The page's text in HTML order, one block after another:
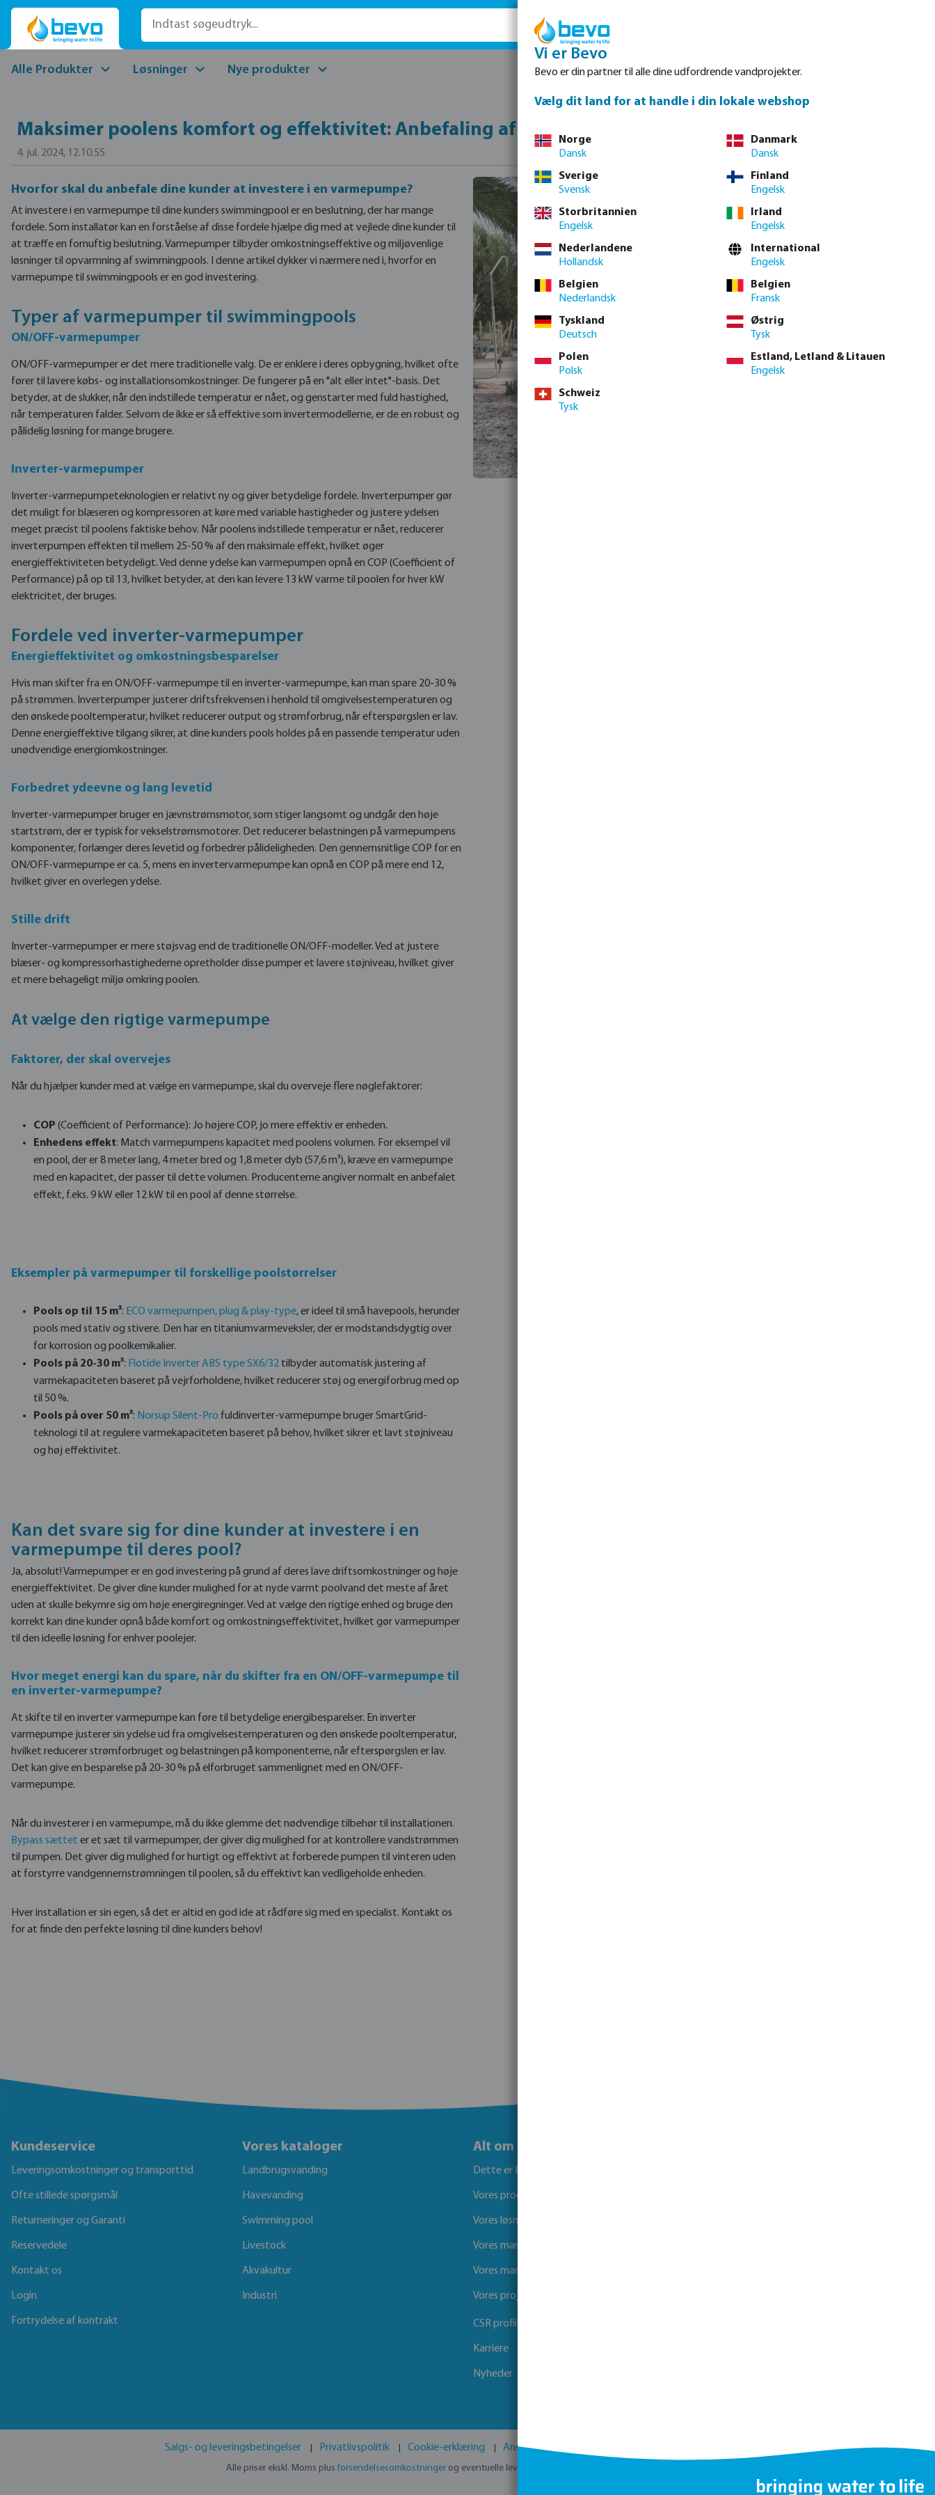
hovedindhold
Spring til søgning
Gå til hovednavigation
Alle Produkter Løsninger Nye produkter Reservedele Om Bevo Service
Maksimer poolens komfort og effektivitet: Anbefaling af varmepumper til dine kunder
4. jul. 2024, 12.10.55
Hvorfor skal du anbefale dine kunder at investere i en varmepumpe?
At investere i en varmepumpe til dine kunders swimmingpool er en beslutning, der har mange
fordele. Som installatør kan en forståelse af disse fordele hjælpe dig med at vejlede dine kunder til
at træffe en fornuftig beslutning. Varmepumper tilbyder omkostningseffektive og miljøvenlige
løsninger til opvarmning af swimmingpools. I denne artikel dykker vi nærmere ned i, hvorfor en
varmepumpe til swimmingpools er en god investering.
Typer af varmepumper til swimmingpools
ON/OFF-varmepumper
ON/OFF-varmepumper er det mere traditionelle valg. De er enklere i deres opbygning, hvilket ofte
fører til lavere købs- og installationsomkostninger. De fungerer på en "alt eller intet"-basis. Det
betyder, at de slukker, når den indstillede temperatur er nået, og genstarter med fuld hastighed,
når temperaturen falder. Selvom de ikke er så effektive som invertermodellerne, er de en robust og
pålidelig løsning for mange brugere.
Inverter-varmepumper
Inverter-varmepumpeteknologien er relativt ny og giver betydelige fordele. Inverterpumper gør
det muligt for blæseren og kompressoren at køre med variable hastigheder og justere ydelsen
meget præcist til poolens faktiske behov. Når poolens indstillede temperatur er nået, reducerer
inverterpumpen effekten til mellem 25-50 % af den maksimale effekt, hvilket øger
energieffektiviteten betydeligt. Ved denne ydelse kan varmepumpen opnå en COP (Coefficient of
Performance) på op til 13, hvilket betyder, at den kan levere 13 kW varme til poolen for hver kW
elektricitet, der bruges.
Fordele ved inverter-varmepumper
Energieffektivitet og omkostningsbesparelser
Hvis man skifter fra en ON/OFF-varmepumpe til en inverter-varmepumpe, kan man spare 20-30 %
på strømmen. Inverterpumper justerer driftsfrekvensen i henhold til omgivelsestemperaturen og
den ønskede pooltemperatur, hvilket reducerer output og strømforbrug, når efterspørgslen er lav.
Denne energieffektive tilgang sikrer, at dine kunders pools holdes på en passende temperatur uden
unødvendige energiomkostninger.
Forbedret ydeevne og lang levetid
Inverter-varmepumper bruger en jævnstrømsmotor, som stiger langsomt og undgår den høje
startstrøm, der er typisk for vekselstrømsmotorer. Det reducerer belastningen på varmepumpens
komponenter, forlænger deres levetid og forbedrer pålideligheden. Den gennemsnitlige COP for en
ON/OFF-varmepumpe er ca. 5, mens en invertervarmepumpe kan opnå en COP på mere end 12,
hvilket giver en overlegen ydelse.
Stille drift
Inverter-varmepumper er mere støjsvag end de traditionelle ON/OFF-modeller. Ved at justere
blæser- og kompressorhastighederne opretholder disse pumper et lavere støjniveau, hvilket giver
et mere behageligt miljø omkring poolen.
At vælge den rigtige varmepumpe
Faktorer, der skal overvejes
Når du hjælper kunder med at vælge en varmepumpe, skal du overveje flere nøglefaktorer:
COP (Coefficient of Performance): Jo højere COP, jo mere effektiv er enheden.
Enhedens effekt: Match varmepumpens kapacitet med poolens volumen. For eksempel vil
en pool, der er 8 meter lang, 4 meter bred og 1,8 meter dyb (57,6 m³), kræve en varmepumpe
med en kapacitet, der passer til dette volumen. Producenterne angiver normalt en anbefalet
effekt, f.eks. 9 kW eller 12 kW til en pool af denne størrelse.
Eksempler på varmepumper til forskellige poolstørrelser
Pools op til 15 m³: ECO varmepumpen, plug & play-type, er ideel til små havepools, herunder
pools med stativ og stivere. Den har en titaniumvarmeveksler, der er modstandsdygtig over
for korrosion og poolkemikalier.
Pools på 20-30 m³: Flotide Inverter ABS type SX6/32 tilbyder automatisk justering af
varmekapaciteten baseret på vejrforholdene, hvilket reducerer støj og energiforbrug med op
til 50 %.
Pools på over 50 m³: Norsup Silent-Pro fuldinverter-varmepumpe bruger SmartGrid-
teknologi til at regulere varmekapaciteten baseret på behov, hvilket sikrer et lavt støjniveau
og høj effektivitet.
Kan det svare sig for dine kunder at investere i en
varmepumpe til deres pool?
Ja, absolut! Varmepumper er en god investering på grund af deres lave driftsomkostninger og høje
energieffektivitet. De giver dine kunder mulighed for at nyde varmt poolvand det meste af året
uden at skulle bekymre sig om høje energiregninger. Ved at vælge den rigtige enhed og bruge den
korrekt kan dine kunder opnå både komfort og omkostningseffektivitet, hvilket gør varmepumper
til den ideelle løsning for enhver poolejer.
Hvor meget energi kan du spare, når du skifter fra en ON/OFF-varmepumpe til
en inverter-varmepumpe?
At skifte til en inverter varmepumpe kan føre til betydelige energibesparelser. En inverter
varmepumpe justerer sin ydelse ud fra omgivelsestemperaturen og den ønskede pooltemperatur,
hvilket reducerer strømforbruget og belastningen på komponenterne, når efterspørgslen er lav.
Det kan give en besparelse på 20-30 % på elforbruget sammenlignet med en ON/OFF-
varmepumpe.
Når du investerer i en varmepumpe, må du ikke glemme det nødvendige tilbehør til installationen.
Bypass sættet er et sæt til varmepumper, der giver dig mulighed for at kontrollere vandstrømmen
til pumpen. Det giver dig mulighed for hurtigt og effektivt at forberede pumpen til vinteren uden
at forstyrre vandgennemstrømningen til poolen, så du effektivt kan vedligeholde enheden.
Hver installation er sin egen, så det er altid en god ide at rådføre sig med en specialist. Kontakt os
for at finde den perfekte løsning til dine kunders behov!
Kundeservice
Leveringsomkostninger og transporttid
Ofte stillede spørgsmål
Returneringer og Garanti
Reservedele
Kontakt os
Login
Fortrydelse af kontrakt
Vores kataloger
Landbrugsvanding
Havevanding
Swimming pool
Livestock
Akvakultur
Industri
Alt om Bevo
Dette er Bevo
Vores produkter
Vores løsninger
Vores mærker
Vores markeder
Vores projekter
CSR profil
Karriere
Nyheder
Vi er Bevo
Bevo er din partner til alle dine udfordrende vandprojekter.
Vælg dit land for at handle i din lokale webshop
Norge
Dansk
Danmark
Dansk
Sverige
Svensk
Finland
Engelsk
Storbritannien
Engelsk
Irland
Engelsk
Nederlandene
Hollandsk
International
Engelsk
Belgien
Nederlandsk
Belgien
Fransk
Tyskland
Deutsch
Østrig
Tysk
Polen
Polsk
Estland, Letland & Litauen
Engelsk
Schweiz
Tysk
Salgs- og leveringsbetingelser Privatlivspolitik Cookie-erklæring Ansvarsfraskrivelse
Alle priser ekskl. Moms plus forsendelsesomkostninger og eventuelle leveringsomkostninger, hvis ikke andet er angivet.